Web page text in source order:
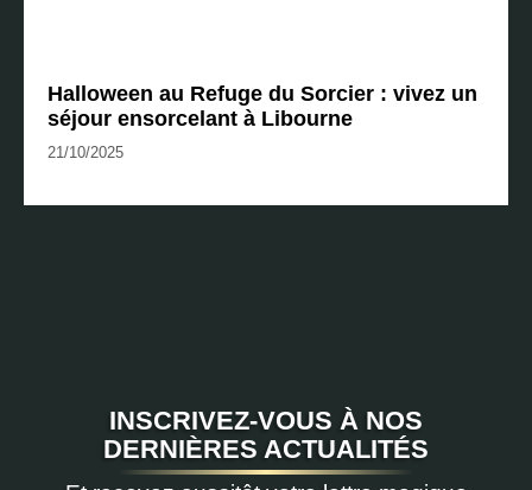
Halloween au Refuge du Sorcier : vivez un
séjour ensorcelant à Libourne
21/10/2025
INSCRIVEZ-VOUS À NOS
DERNIÈRES ACTUALITÉS